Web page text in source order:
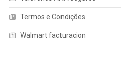
Termos e Condições
Walmart facturacion